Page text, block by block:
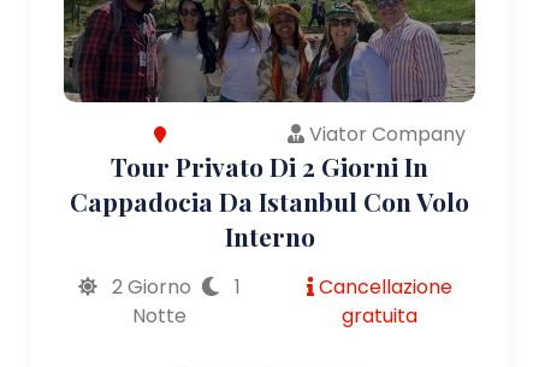
Viator Company
Tour Privato Di 2 Giorni In
Cappadocia Da Istanbul Con Volo
Interno
2 Giorno
1
Notte
Cancellazione
gratuita